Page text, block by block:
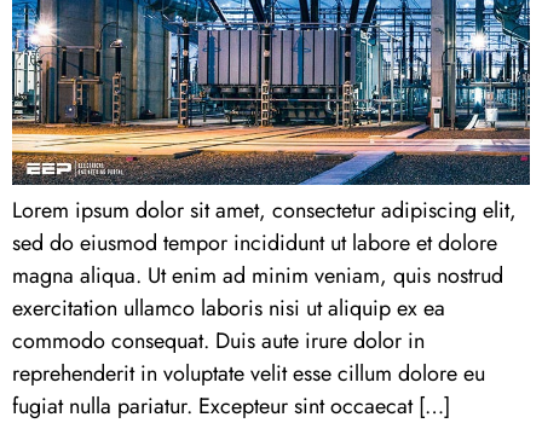
Lorem ipsum dolor sit amet, consectetur adipiscing elit,
sed do eiusmod tempor incididunt ut labore et dolore
magna aliqua. Ut enim ad minim veniam, quis nostrud
exercitation ullamco laboris nisi ut aliquip ex ea
commodo consequat. Duis aute irure dolor in
reprehenderit in voluptate velit esse cillum dolore eu
fugiat nulla pariatur. Excepteur sint occaecat […]